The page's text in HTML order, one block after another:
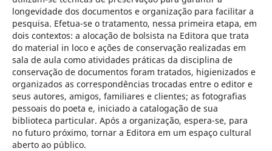
longevidade dos documentos e organização para facilitar a
pesquisa. Efetua-se o tratamento, nessa primeira etapa, em
dois contextos: a alocação de bolsista na Editora que trata
do material in loco e ações de conservação realizadas em
sala de aula como atividades práticas da disciplina de
conservação de documentos foram tratados, higienizados e
organizados as correspondências trocadas entre o editor e
seus autores, amigos, familiares e clientes; as fotografias
pessoais do poeta e, iniciado a catalogação de sua
biblioteca particular. Após a organização, espera-se, para
no futuro próximo, tornar a Editora em um espaço cultural
aberto ao público.